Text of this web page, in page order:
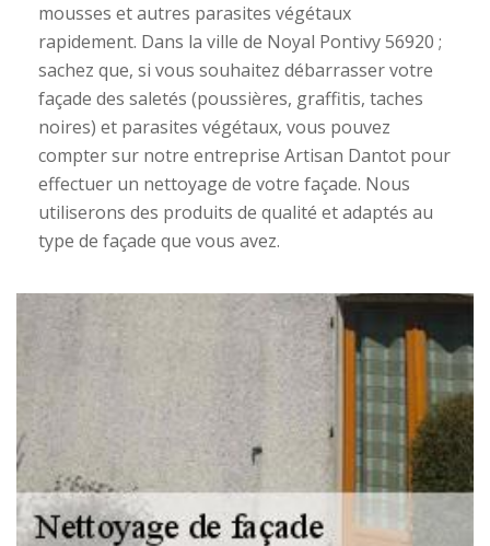
mousses et autres parasites végétaux
rapidement. Dans la ville de Noyal Pontivy 56920 ;
sachez que, si vous souhaitez débarrasser votre
façade des saletés (poussières, graffitis, taches
noires) et parasites végétaux, vous pouvez
compter sur notre entreprise Artisan Dantot pour
effectuer un nettoyage de votre façade. Nous
utiliserons des produits de qualité et adaptés au
type de façade que vous avez.